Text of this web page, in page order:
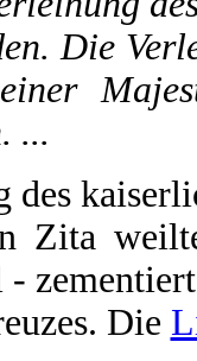
Die
...
des
Zita
Die